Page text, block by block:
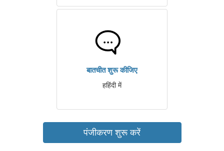
बातचीत शुरू कीजिए
हहिंदी में
पंजीकरण शुरू करें